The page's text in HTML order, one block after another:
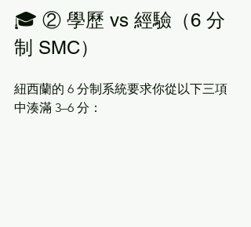
🎓 ② 學歷 vs 經驗（6 分
制 SMC）
紐西蘭的 6 分制系統要求你從以下三項
中湊滿 3–6 分：